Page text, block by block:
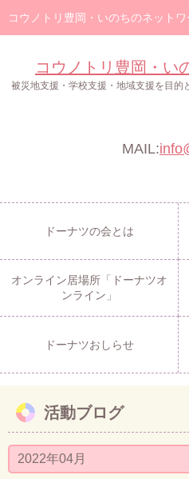
コウノトリ豊岡・いのちのネットワ
コウノトリ豊岡・い
被災地支援・学校支援・地域支援を目的
MAIL:
ドーナツの会
オンライン居場所「ドーナツオン
ドーナツの会とは
オンライン居場所「ドーナツオ
ンライン」
ドーナツおしらせ
活動ブログ
2022年04月